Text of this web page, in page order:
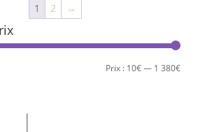
1 2 →
Prix
Prix
Prix : 10€— 1 380€